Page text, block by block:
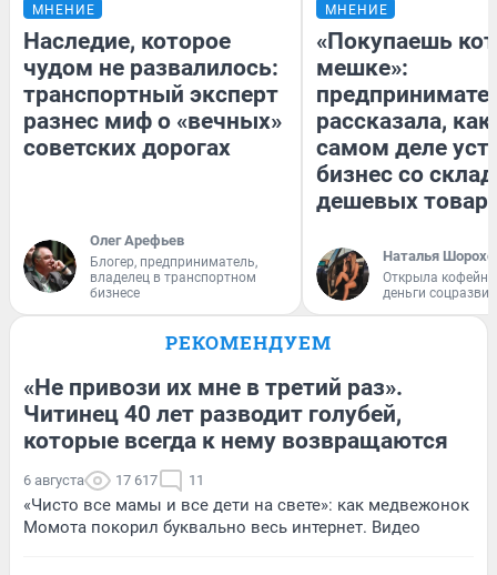
МНЕНИЕ
Наследие, которое
чудом не развалилось:
транспортный эксперт
разнес миф о «вечных»
советских дорогах
Олег Арефьев
Блогер, предприниматель,
владелец в транспортном
бизнесе
МНЕНИЕ
«Покупаешь
мешке»:
рассказала, как
самом деле
бизнес со
дешевых
Наталья
Открыла
деньги
РЕКОМЕНДУЕМ
«Не привози их мне в третий раз».
Читинец 40 лет разводит голубей,
которые всегда к нему возвращаются
6 августа 17 617 11
«Чисто все мамы и все дети на свете»: как медвежонок
Момота покорил буквально весь интернет. Видео